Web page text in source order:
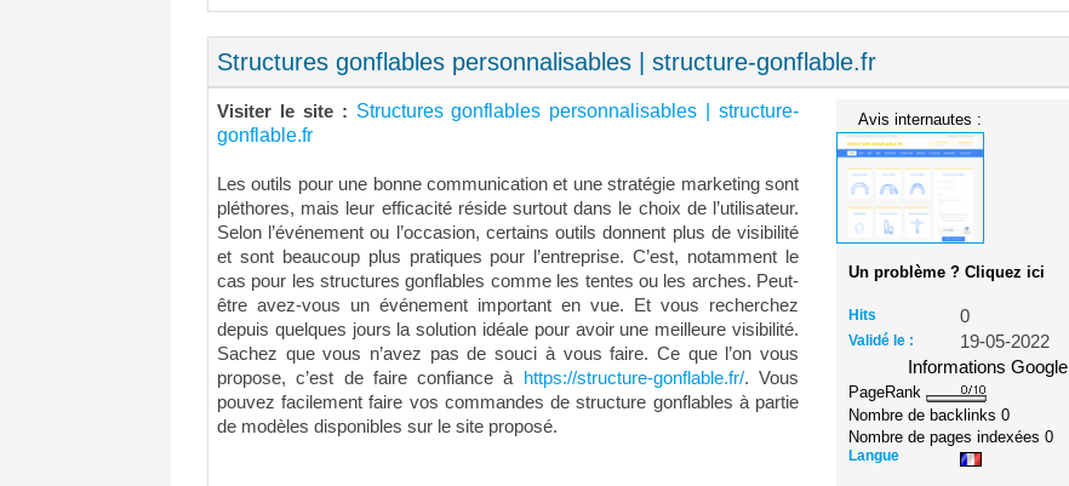
Structures gonflables personnalisables | structure-gonflable.fr
Visiter le site : Structures gonflables personnalisables | structure-
gonflable.fr
Les outils pour une bonne communication et une stratégie marketing sont
pléthores, mais leur efficacité réside surtout dans le choix de l’utilisateur.
Selon l’événement ou l’occasion, certains outils donnent plus de visibilité
et sont beaucoup plus pratiques pour l’entreprise. C’est, notamment le
cas pour les structures gonflables comme les tentes ou les arches. Peut-
être avez-vous un événement important en vue. Et vous recherchez
depuis quelques jours la solution idéale pour avoir une meilleure visibilité.
Sachez que vous n’avez pas de souci à vous faire. Ce que l’on vous
propose, c’est de faire confiance à
https://structure-gonflable.fr/. Vous
pouvez facilement faire vos commandes de structure gonflables à partie
de modèles disponibles sur le site proposé.
Avis internautes :
Un problème ? Cliquez ici
Hits 0
Validé le :
19-05-2022
Informations Google
PageRank
Nombre de backlinks0
Nombre de pages indexées0
Langue